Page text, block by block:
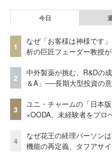
今日
1
なぜ「お客様は神様です
析の巨匠フェーダー教授
2
中外製薬が挑む、R&Dの
＆A」──長期大型投資の
3
ユニ・チャームの「日本
×OODA、未経験者をプロ
4
なぜ花王の経理パーソン
機能の再定義、タフアサ